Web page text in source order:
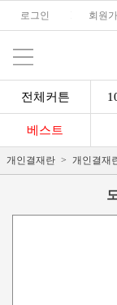
로그인 회원
전체커튼
베스트
개인결재란 개인결재